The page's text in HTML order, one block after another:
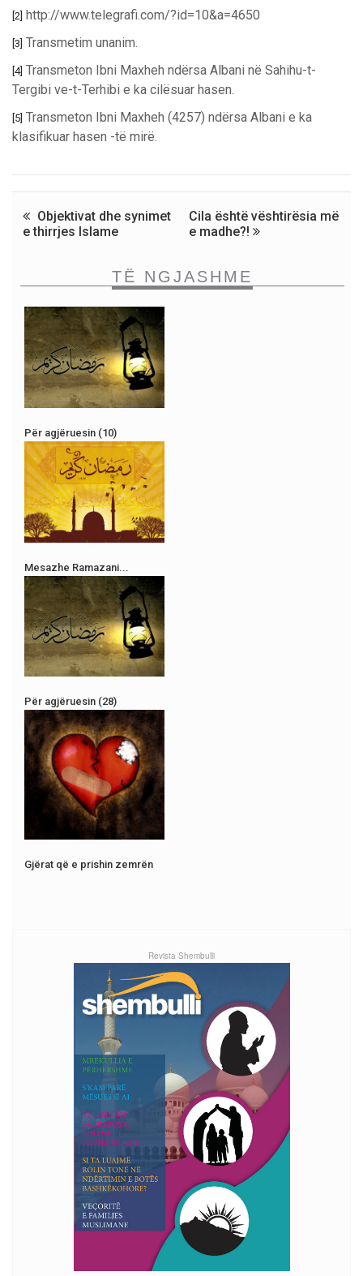
[2] http://www.telegrafi.com/?id=10&a=4650
[3] Transmetim unanim.
[4] Transmeton Ibni Maxheh ndërsa Albani në Sahihu-t-
Tergibi ve-t-Terhibi e ka cilësuar hasen.
[5] Transmeton Ibni Maxheh (4257) ndërsa Albani e ka
klasifikuar hasen -të mirë.
Objektivat dhe synimet
e thirrjes Islame
Cila është vështirësia më
e madhe?!
TË NGJASHME
Për agjëruesin (10)
Mesazhe Ramazani...
Për agjëruesin (28)
Gjërat që e prishin zemrën
Revista Shembulli